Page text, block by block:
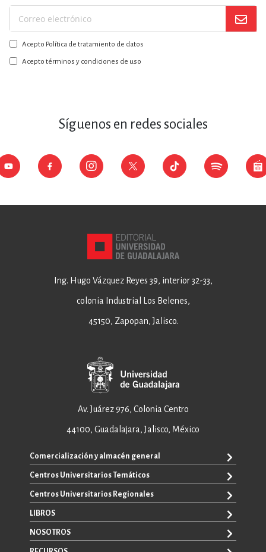
Suscríbase
a
nuestro
boletín:
Acepto Política de tratamiento de datos
Acepto términos y condiciones de uso
Síguenos en redes sociales
Ing. Hugo Vázquez Reyes 39, interior 32-33,
colonia Industrial Los Belenes,
45150, Zapopan, Jalisco.
Av. Juárez 976, Colonia Centro
44100, Guadalajara, Jalisco, México
Comercialización y almacén general
+52 33 3640 6326
+52 33 3640 4595
ventas@editorial.udg.mx
WhatsApp: +52 33 1433 6869
Centros Universitarios Temáticos
CUAAD
CUCEA
CUCBA
Centros Universitarios Regionales
CUALTOS
CUCHAPALA
LIBROS
TODOS LOS LIBROS
E-BOOKS
NOSOTROS